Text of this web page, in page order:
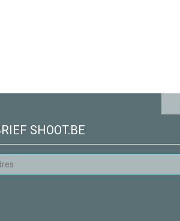
SHOOT.BE